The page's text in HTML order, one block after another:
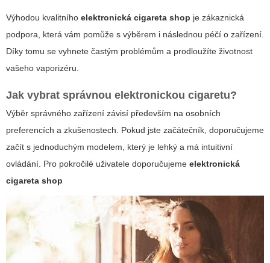
Výhodou kvalitního elektronická cigareta shop je zákaznická
podpora, která vám pomůže s výběrem i následnou péčí o zařízení.
Díky tomu se vyhnete častým problémům a prodloužíte životnost
vašeho vaporizéru.
Jak vybrat správnou elektronickou cigaretu?
Výběr správného zařízení závisí především na osobních
preferencích a zkušenostech. Pokud jste začátečník, doporučujeme
začít s jednoduchým modelem, který je lehký a má intuitivní
ovládání. Pro pokročilé uživatele doporučujeme elektronická
cigareta shop